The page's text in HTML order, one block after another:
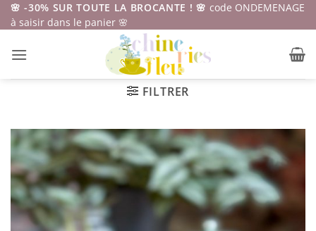
Passer
au
🌸 -30% SUR TOUTE LA BROCANTE ! 🌸 code ONDEMENAGE
à saisir dans le panier 🌸
FILTRER